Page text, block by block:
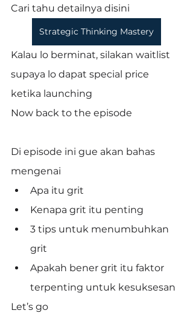
Cari tahu detailnya disini
Strategic Thinking Mastery
Kalau lo berminat, silakan waitlist
supaya lo dapat special price
ketika launching
Now back to the episode
Di episode ini gue akan bahas
mengenai
Apa itu grit
Kenapa grit itu penting
3 tips untuk menumbuhkan
grit
Apakah bener grit itu faktor
terpenting untuk kesuksesan
Let’s go